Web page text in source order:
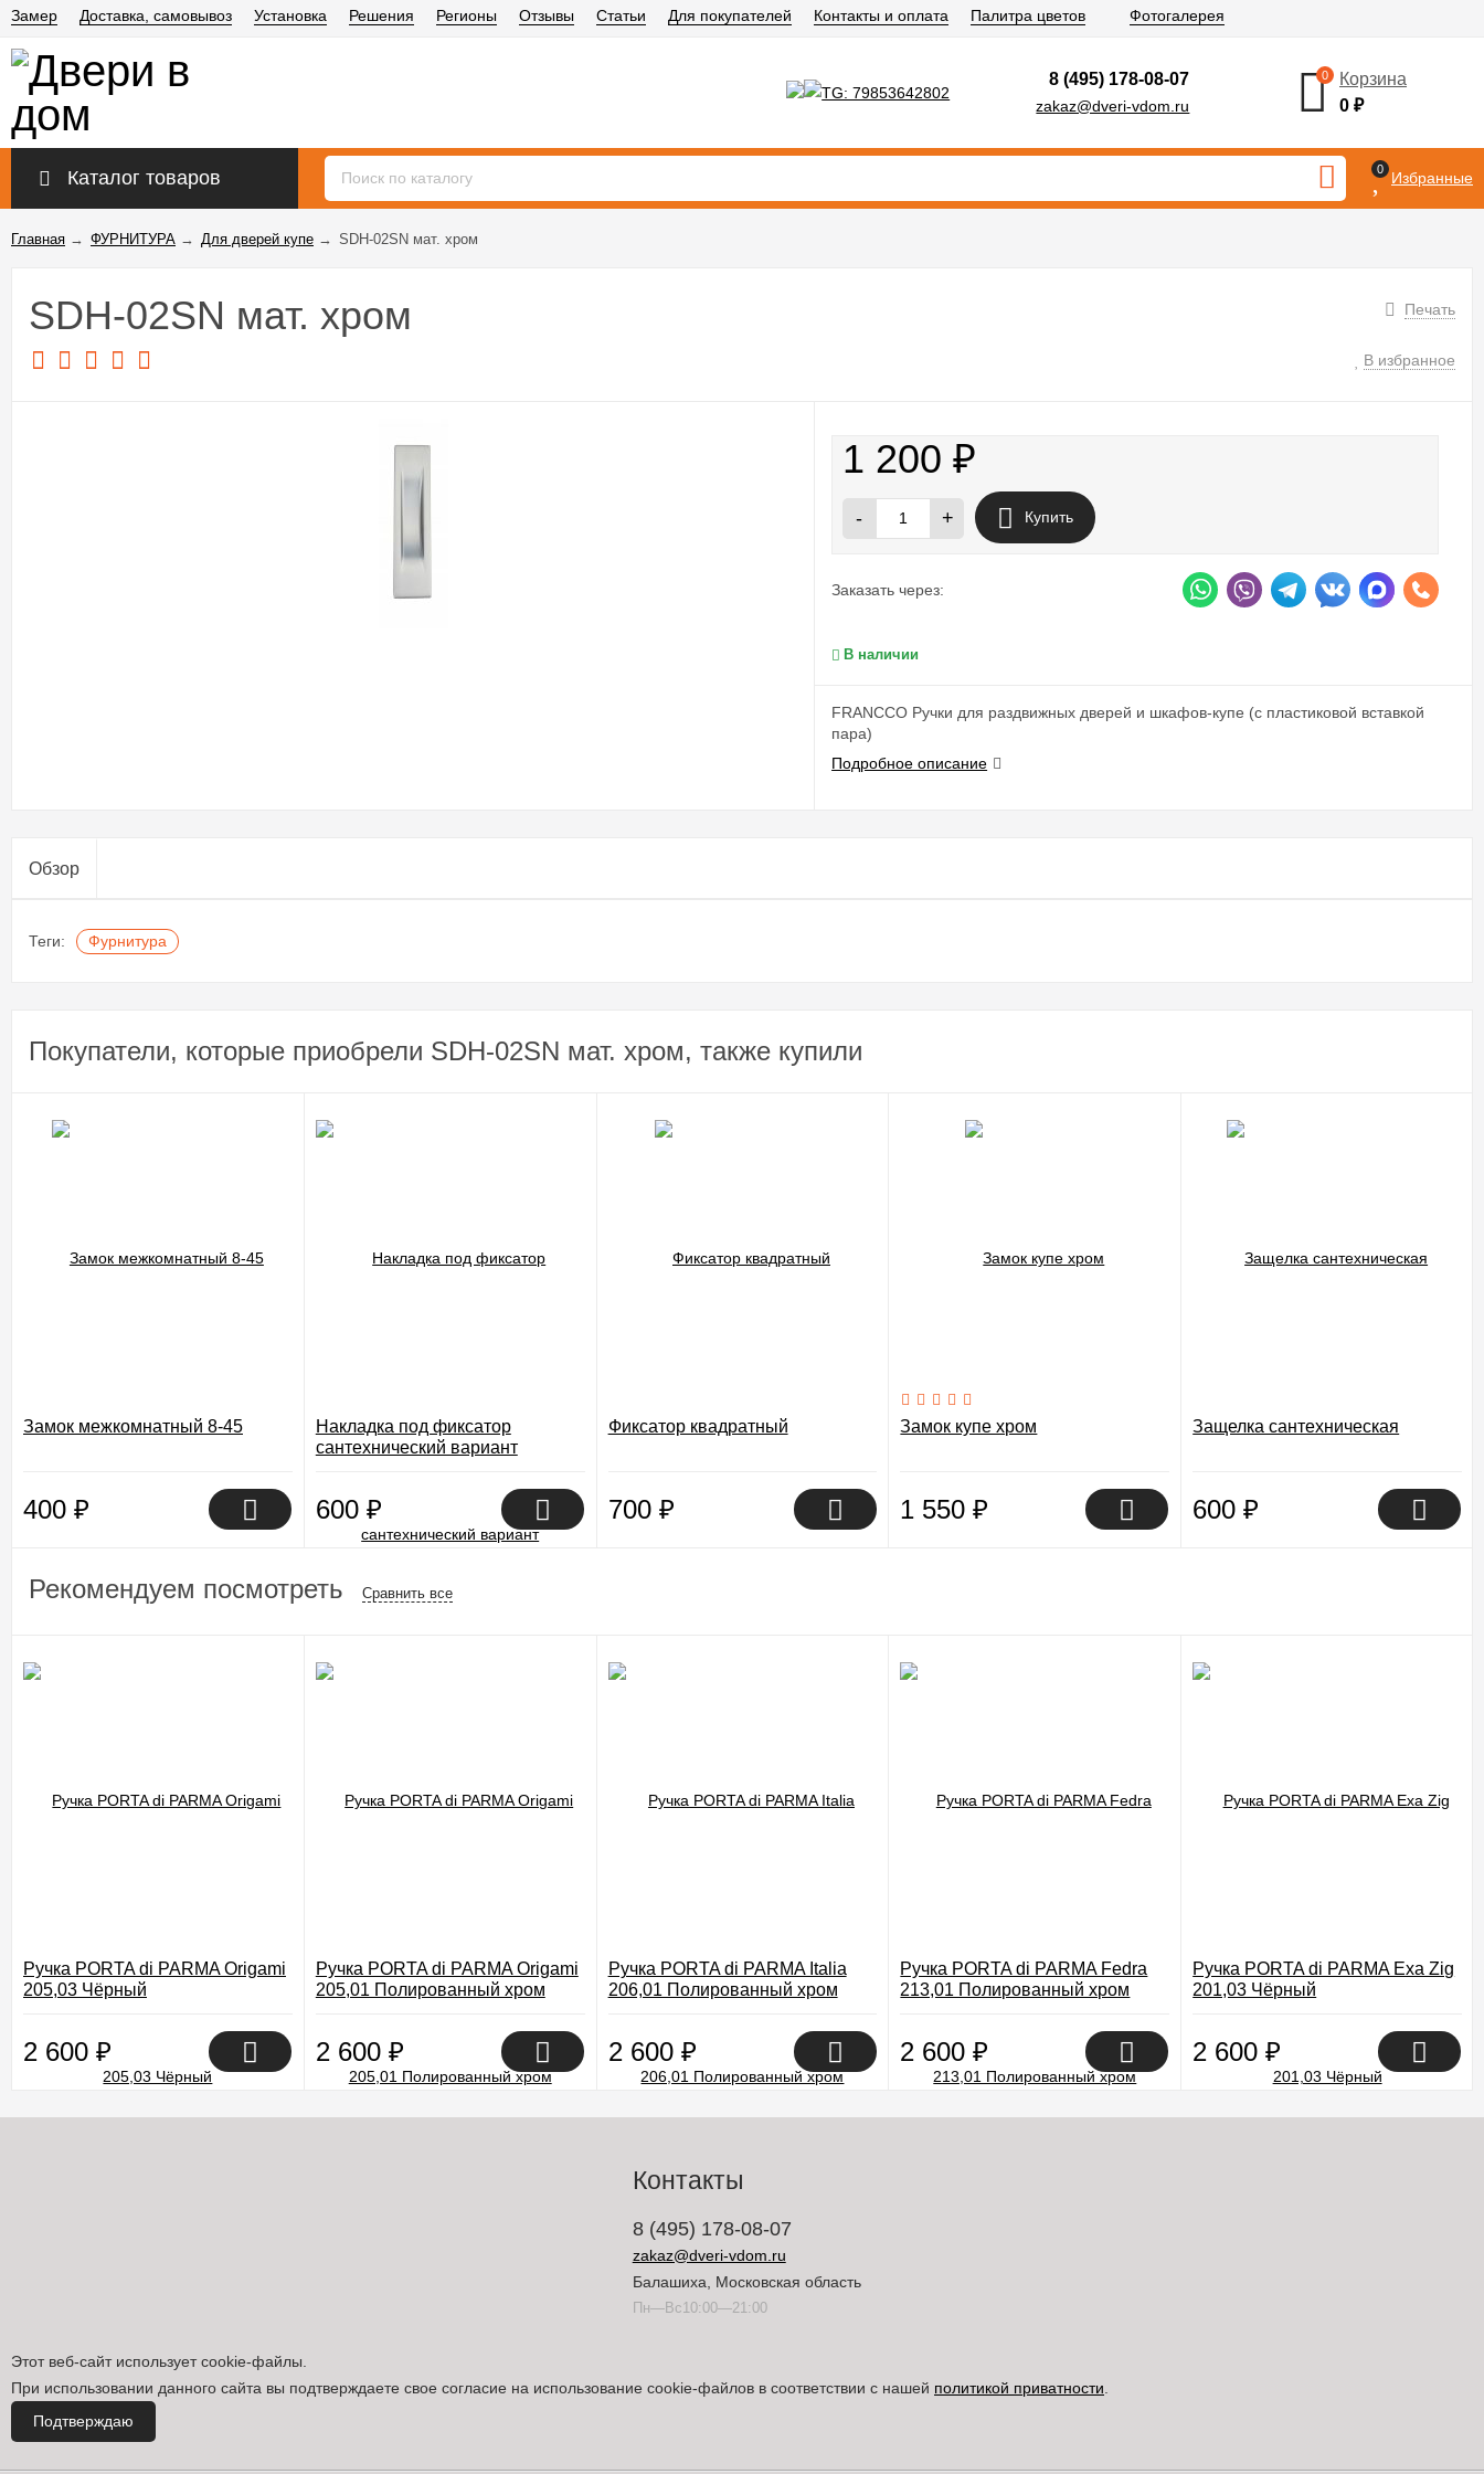
Замер Доставка, самовывоз Установка Решения Регионы Отзывы Статьи Для покупателей Контакты и оплата Палитра цветов Фотогалерея
8 (495) 178-08-07
zakaz@dveri-vdom.ru
0
Корзина
0₽
Каталог товаров 0 Избранные
Главная → ФУРНИТУРА → Для дверей купе → SDH-02SN мат. хром
Печать
SDH-02SN мат. хром
В избранное
1 200₽
- + Купить
Заказать через:
В наличии
FRANCCO Ручки для раздвижных дверей и шкафов-купе (с пластиковой вставкой
пара)
Подробное описание
Обзор
Теги: Фурнитура
Покупатели, которые приобрели SDH-02SN мат. хром, также купили
Замок межкомнатный 8-45
400 ₽
Накладка под фиксатор
сантехнический вариант
600 ₽
Фиксатор квадратный
700 ₽
Замок купе хром
1 550₽
Защелка сантехническая
600₽
Рекомендуем посмотреть Сравнить все
Ручка PORTA di PARMA Origami
205,03 Чёрный
2 600 ₽
Ручка PORTA di PARMA Origami
205,01 Полированный хром
2 600 ₽
Ручка PORTA di PARMA Italia
206,01 Полированный хром
2 600 ₽
Ручка PORTA di PARMA Fedra
213,01 Полированный хром
2 600₽
Ручка PORTA di PARMA Exa Zig
201,03 Чёрный
2 600₽
Контакты
8 (495) 178-08-07
zakaz@dveri-vdom.ru
Балашиха, Московская область
Пн—Вс10:00—21:00
Этот веб-сайт использует cookie-файлы.
При использовании данного сайта вы подтверждаете свое согласие на использование cookie-файлов в соответствии с нашей политикой приватности
Подтверждаю